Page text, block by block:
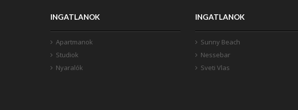
INGATLANOK
Apartmanok
Studiok
Nyaralók
INGATLANOK
Sunny Beach
Nessebar
Sveti Vlas